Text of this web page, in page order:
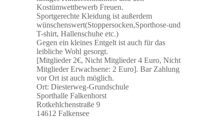
Kostümwettbewerb Freuen.
Sportgerechte Kleidung ist außerdem
wünschenswert(Stoppersocken,Sporthose-und
T-shirt, Hallenschuhe etc.)
Gegen ein kleines Entgelt ist auch für das
leibliche Wohl gesorgt.
[Mitglieder 2€, Nicht Mitglieder 4 Euro, Nicht
Mitglieder Erwachsene: 2 Euro]. Bar Zahlung
vor Ort ist auch möglich.
Ort: Diesterweg-Grundschule
Sporthalle Falkenhorst
Rotkehlchenstraße 9
14612 Falkensee